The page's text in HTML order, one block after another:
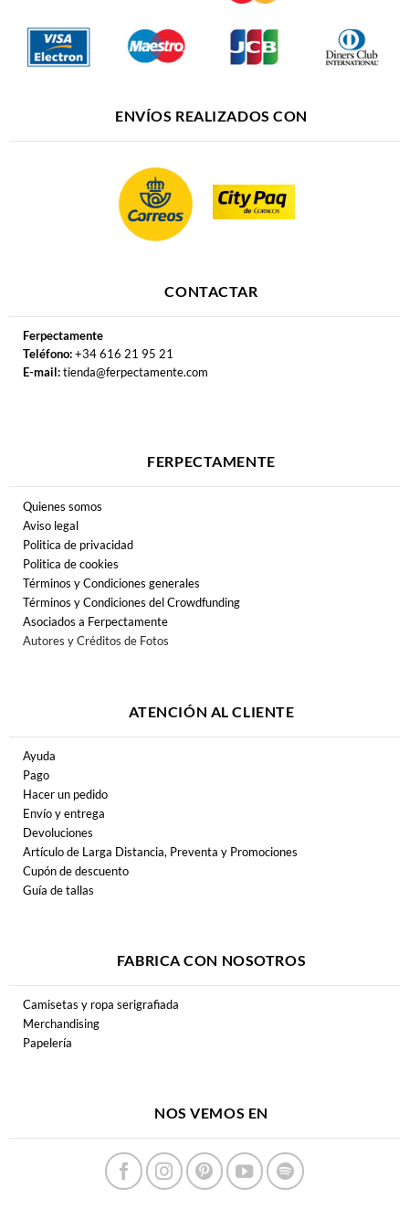
ENVÍOS REALIZADOS CON
CONTACTAR
Ferpectamente
Teléfono:+34 616 21 95 21
E-mail:tienda@ferpectamente.com
FERPECTAMENTE
Quienes somos
Aviso legal
Politica de privacidad
Politica de cookies
Términos y Condiciones generales
Términos y Condiciones del Crowdfunding
Asociados a Ferpectamente
Autores y Créditos de Fotos
ATENCIÓN AL CLIENTE
Ayuda
Pago
Hacer un pedido
Envío y entrega
Devoluciones
Artículo de Larga Distancia, Preventa y Promociones
Cupón de descuento
Guía de tallas
FABRICA CON NOSOTROS
Camisetas y ropa serigrafiada
Merchandising
Papelería
NOS VEMOS EN